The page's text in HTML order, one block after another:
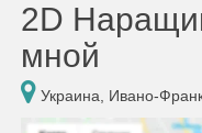
2D
мной
Украина, Ивано-